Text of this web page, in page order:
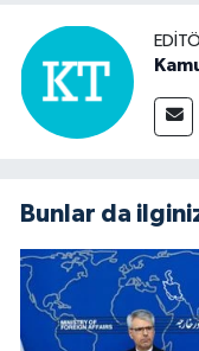
Bunlar da